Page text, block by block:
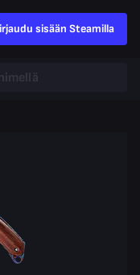
sisään Steamilla
Heavy